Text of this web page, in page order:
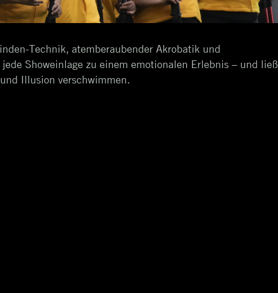
Technik, atemberaubender Akrobatik und
Showeinlage zu einem emotionalen Erlebnis – und ließ
Illusion verschwimmen.